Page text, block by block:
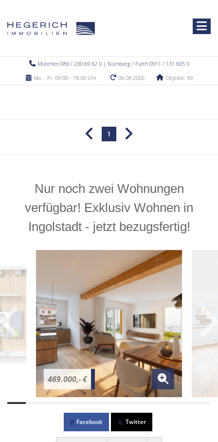
München 089 / 230 69 62 0 | Nürnberg / Fürth 0911 / 131 605 0
Mo. - Fr. 09.00 - 18.00 Uhr
06.08.2026 Objekte: 99
1
Nur noch zwei Wohnungen
verfügbar! Exklusiv Wohnen in
Ingolstadt - jetzt bezugsfertig!
469.000,- €
Facebook Twitter